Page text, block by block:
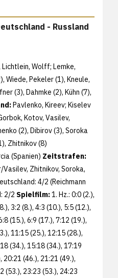
- Russland
Wolff; Lemke,
Wiede, Pekeler (1), Kneule,
(3), Dahmke (2), Kühn (7),
Pavlenko, Kireev; Kiselev
Kotov, Vasilev,
(2), Dibirov (3), Soroka
Zhitnikov (8)
(Spanien) Zeitstrafen:
Zhitnikov, Soroka,
4/2 (Reichmann
2/2 Spielfilm:1. Hz.: 0:0 (2.),
3:2 (8.), 4:3 (10.), 5:5 (12.),
(15.), 6:9 (17.), 7:12 (19.),
11:15 (25.), 12:15 (28.),
(34.), 15:18 (34.), 17:19
20:21 (46.), 21:21 (49.),
(53.), 23:23 (53.), 24:23